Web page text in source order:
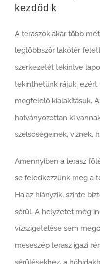
kezdődik
A teraszok akár több
legtöbbször lakótér
szerkezetét tekintve
tekinthetünk rájuk,
megfelelő kialakításuk.
hatványozottan ki
szélsőségeinek, víznek,
Amennyiben a terasz
se feledkezzünk meg a
Ha az hiányzik, szinte
sérül. A helyzetet még
vízszigetelése sem
meseszép terasz igazi
sérülésekhez, a